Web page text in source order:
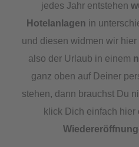
jedes Jahr entstehen
Hotelanlagen in
und diesen widmen wir
also der Urlaub in einem
ganz oben auf Deiner
stehen, dann brauchst Du
klick Dich einfach hier